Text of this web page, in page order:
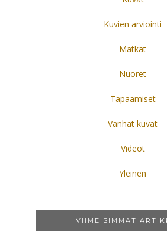
Kuvien arviointi
Matkat
Nuoret
Tapaamiset
Vanhat kuvat
Videot
Yleinen
VIIMEISIMMÄT